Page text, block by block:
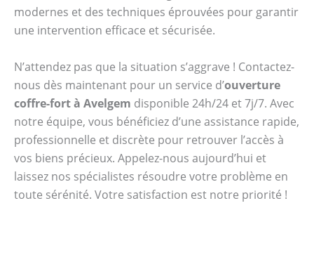
modernes et des techniques éprouvées pour garantir
une intervention efficace et sécurisée.
N’attendez pas que la situation s’aggrave ! Contactez-
nous dès maintenant pour un service d’ouverture
coffre-fort à Avelgem disponible 24h/24 et 7j/7. Avec
notre équipe, vous bénéficiez d’une assistance rapide,
professionnelle et discrète pour retrouver l’accès à
vos biens précieux. Appelez-nous aujourd’hui et
laissez nos spécialistes résoudre votre problème en
toute sérénité. Votre satisfaction est notre priorité !